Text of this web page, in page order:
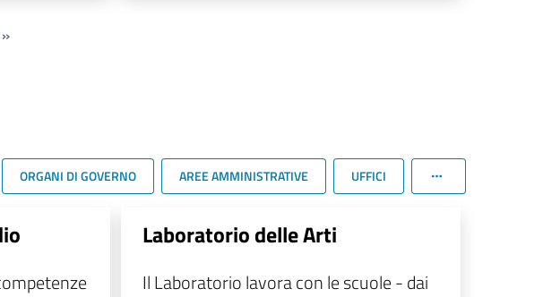
»
ORGANI DI GOVERNO AREE AMMINISTRATIVE UFFICI
Laboratorio delle Arti
Il Laboratorio lavora con le scuole - dai